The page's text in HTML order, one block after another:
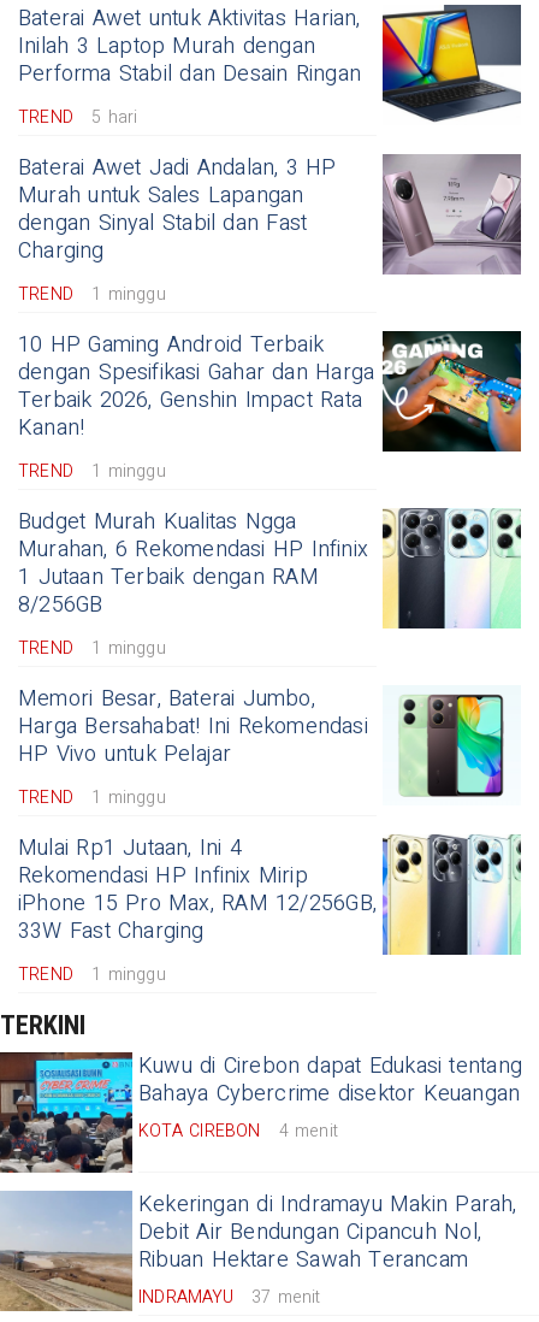
Baterai Awet untuk Aktivitas Harian,
Inilah 3 Laptop Murah dengan
Performa Stabil dan Desain Ringan
TREND 5 hari
Baterai Awet Jadi Andalan, 3 HP
Murah untuk Sales Lapangan
dengan Sinyal Stabil dan Fast
Charging
TREND 1 minggu
10 HP Gaming Android Terbaik
dengan Spesifikasi Gahar dan Harga
Terbaik 2026, Genshin Impact Rata
Kanan!
TREND 1 minggu
Budget Murah Kualitas Ngga
Murahan, 6 Rekomendasi HP Infinix
1 Jutaan Terbaik dengan RAM
8/256GB
TREND 1 minggu
Memori Besar, Baterai Jumbo,
Harga Bersahabat! Ini Rekomendasi
HP Vivo untuk Pelajar
TREND 1 minggu
Mulai Rp1 Jutaan, Ini 4
Rekomendasi HP Infinix Mirip
iPhone 15 Pro Max, RAM 12/256GB,
33W Fast Charging
TREND 1 minggu
TERKINI
Kuwu di Cirebon dapat Edukasi tentang
Bahaya Cybercrime disektor Keuangan
KOTA CIREBON 4 menit
Kekeringan di Indramayu Makin Parah,
Debit Air Bendungan Cipancuh Nol,
Ribuan Hektare Sawah Terancam
INDRAMAYU 37 menit